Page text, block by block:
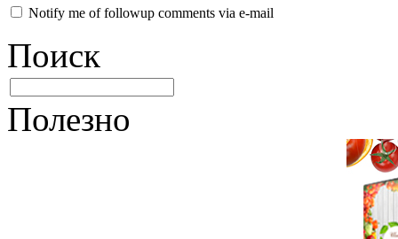
Notify me of followup comments via e-mail
Поиск
Полезно